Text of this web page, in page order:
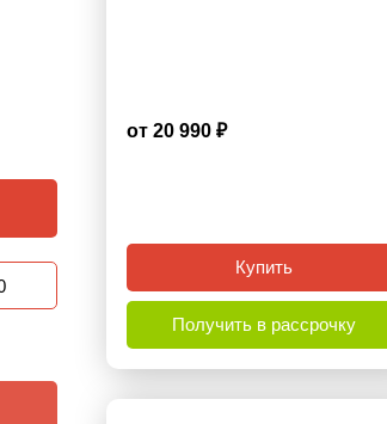
от 20 990 ₽
Купить
Получить в рассрочку